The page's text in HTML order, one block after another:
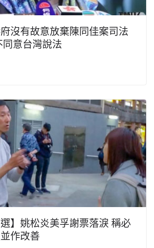
沒有故意放棄陳同佳案司法
意台灣說法
選】姚松炎美孚謝票落淚 稱必
作改善